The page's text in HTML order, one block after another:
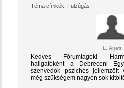
Téma címkék: Fülzúgás
L. Anett
Kedves Fórumtagok!
hallgatóként a Debreceni
szenvedők pszichés jellemzőit
még szükségem nagyon sok